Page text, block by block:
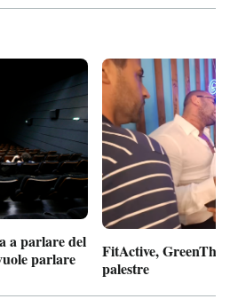
a parlare del
parlare
FitActive,
palestre